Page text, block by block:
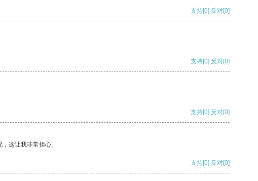
支持[0] 反对[0]
支持[0] 反对[0]
支持[0] 反对[0]
这让我非常担心。
支持[0] 反对[0]